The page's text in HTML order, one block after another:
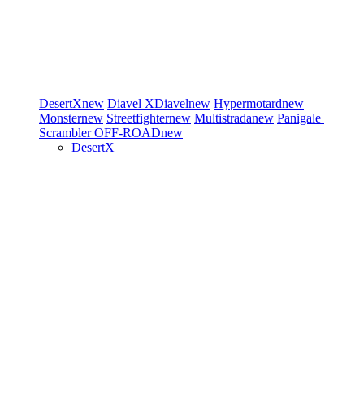
DesertXnew Diavel XDiavelnew Hypermotardnew
Monsternew Streetfighternew Multistradanew Panigale
ScramblerOFF-ROADnew
DesertX